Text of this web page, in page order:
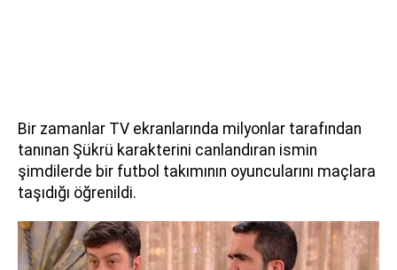
Bir zamanlar TV ekranlarında milyonlar tarafından
tanınan Şükrü karakterini canlandıran ismin
şimdilerde bir futbol takımının oyuncularını maçlara
taşıdığı öğrenildi.